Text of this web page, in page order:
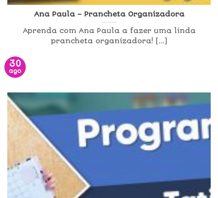
Ana Paula – Prancheta Organizadora
Aprenda com Ana Paula a fazer uma linda
prancheta organizadora! [...]
30
ago